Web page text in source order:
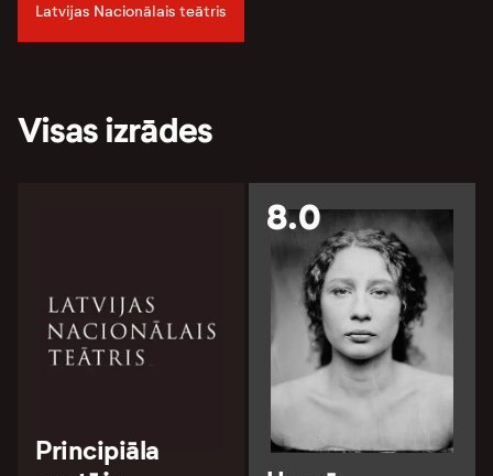
Latvijas Nacionālais teātris
Visas izrādes
Principiāla
8.0